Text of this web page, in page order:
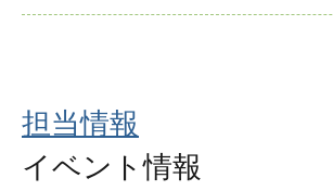
担当情報
イベント情報